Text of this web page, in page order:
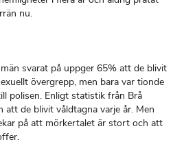
nu.
svarat på uppger 65% att de blivit
övergrepp, men bara var tionde
polisen. Enligt statistik från Brå
att de blivit våldtagna varje år. Men
på att mörkertalet är stort och att